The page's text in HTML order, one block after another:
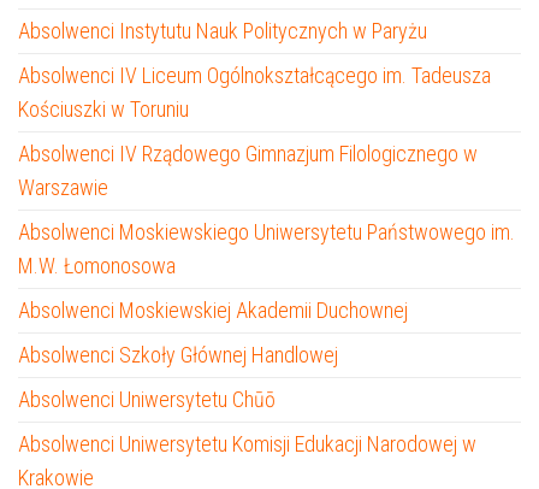
Absolwenci Instytutu Nauk Politycznych w Paryżu
Absolwenci IV Liceum Ogólnokształcącego im. Tadeusza
Kościuszki w Toruniu
Absolwenci IV Rządowego Gimnazjum Filologicznego w
Warszawie
Absolwenci Moskiewskiego Uniwersytetu Państwowego im.
M.W. Łomonosowa
Absolwenci Moskiewskiej Akademii Duchownej
Absolwenci Szkoły Głównej Handlowej
Absolwenci Uniwersytetu Chūō
Absolwenci Uniwersytetu Komisji Edukacji Narodowej w
Krakowie